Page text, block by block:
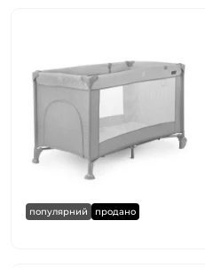
популярний продано